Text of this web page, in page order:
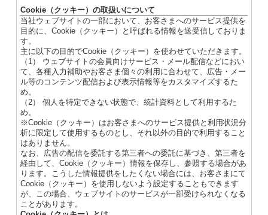
Cookie（クッキー）の取扱いについて
当社ウェブサイトの一部において、お客さまへのサービス提供を
目的に、Cookie（クッキー）と呼ばれる情報を送受信しておりま
す。
主に以下の目的でCookie（クッキー）を使わせていただきます。
（1） ウェブサイトの会員向けサービス・メール配信などにおい
て、各種入力補助やお客さま個々の利用に合わせて、広告・メー
ル等のコンテンツ配信および表示情報等をカスタマイズするた
め。
（2） 個人を特定できない状態で、統計資料として利用するた
め。
※Cookie（クッキー）はお客さまへのサービス提供と利用状況分
析に限定して使用するものとし、それ以外の目的で利用すること
はありません。
なお、広告の配信を委託する第三者への委託に基づき、第三者を
経由して、Cookie（クッキー）情報を保存し、参照する場合があ
ります。こうした情報提供をしたくない場合には、お客さまにて
Cookie（クッキー）を使用しないよう設定することもできます
が、この場合、ウェブサイトのサービスが一部受けられなくなる
ことがあります。